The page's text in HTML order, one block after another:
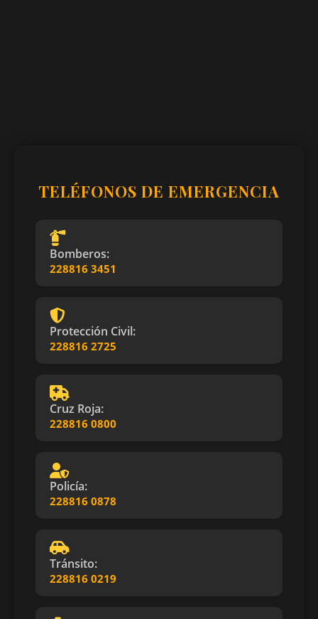
TELÉFONOS DE EMERGENCIA
Bomberos:
228816 3451
Protección Civil:
228816 2725
Cruz Roja:
228816 0800
Policía:
228816 0878
Tránsito:
228816 0219